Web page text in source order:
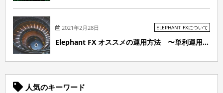
2021年2月28日 ELEPHANT FXについて
Elephant FX オススメの運用方法 〜単利運用...
人気のキーワード